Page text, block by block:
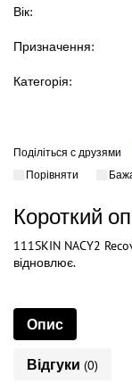
Вік:
Призначення:
Категорія:
Поділіться с друзями
Порівняти
Короткий
111SKIN NACY2
відновлює.
Опис
Відгуки (0)